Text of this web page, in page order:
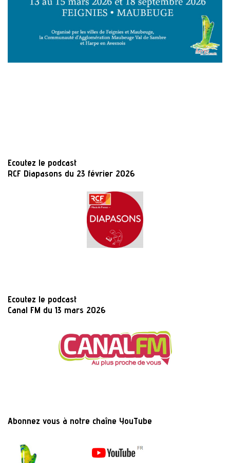
Ecoutez le podcast
RCF Diapasons du 23 février 2026
Ecoutez le podcast
Canal FM du 13 mars 2026
Abonnez vous à notre chaîne YouTube